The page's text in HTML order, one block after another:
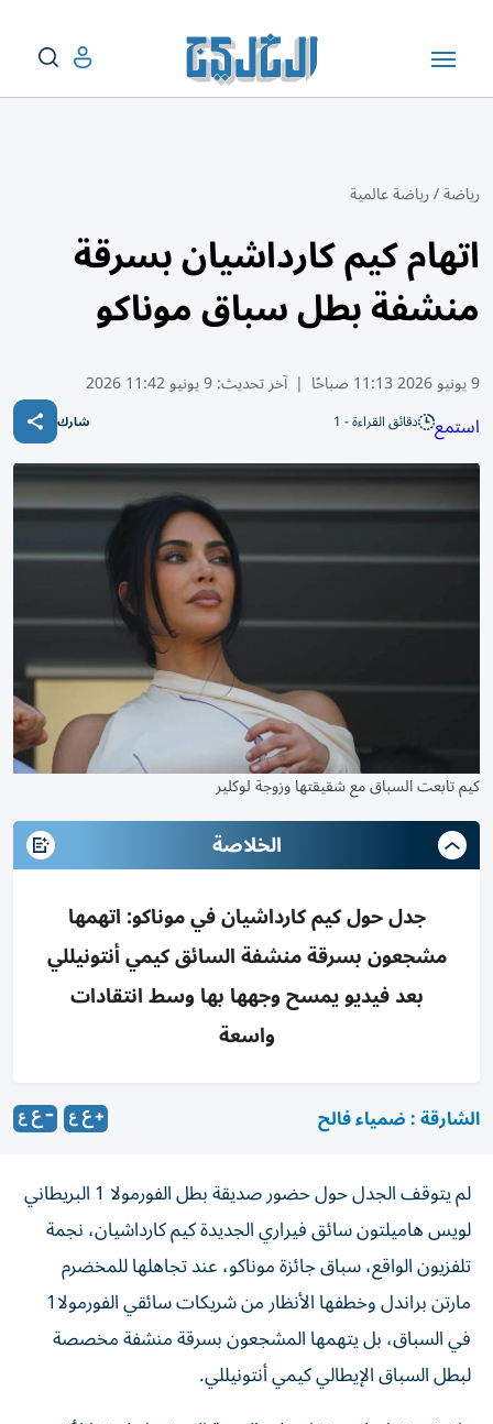
رياضة/رياضة عالمية
اتهام كيم كارداشيان بسرقة
منشفة بطل سباق موناكو
9 يونيو 2026 11:13 صباحًا | آخر تحديث:9 يونيو 11:42 2026
استمع دقائق القراءة - 1 شارك
كيم تابعت السباق مع شقيقتها وزوجة لوكلير
الخلاصة
جدل حول كيم كارداشيان في موناكو: اتهمها
مشجعون بسرقة منشفة السائق كيمي أنتونيللي
بعد فيديو يمسح وجهها بها وسط انتقادات
واسعة
الشارقة : ضمياء فالح
لم يتوقف الجدل حول حضور صديقة بطل الفورمولا 1 البريطاني
لويس هاميلتون سائق فيراري الجديدة كيم كارداشيان، نجمة
تلفزيون الواقع، سباق جائزة موناكو، عند تجاهلها للمخضرم
مارتن براندل وخطفها الأنظار من شريكات سائقي الفورمولا1
في السباق، بل يتهمها المشجعون بسرقة منشفة مخصصة
لبطل السباق الإيطالي كيمي أنتونيللي.